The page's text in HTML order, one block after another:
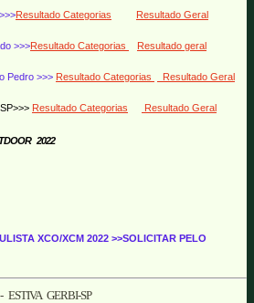
Resultado Categorias Resultado Geral
>>>Resultado Categorias Resultado geral
Pedro >>> Resultado Categorias Resultado Geral
Resultado Categorias Resultado Geral
2022
XCO/XCM 2022 >>SOLICITAR PELO
GERBI-SP